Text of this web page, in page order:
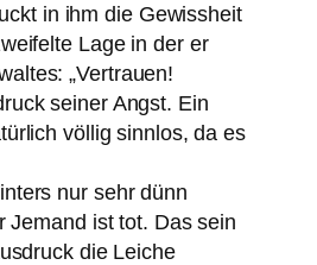
in ihm die Gewissheit
Lage in der er
„Vertrauen!
seiner Angst. Ein
völlig sinnlos, da es
nur sehr dünn
Jemand ist tot. Das sein
die Leiche